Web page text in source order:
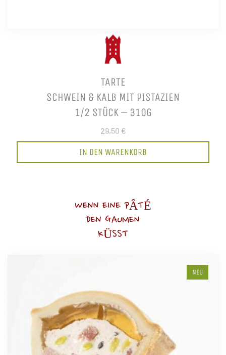
TARTE
SCHWEIN & KALB MIT PISTAZIEN
1/2 STÜCK – 310G
29,50 €
IN DEN WARENKORB
WENN EINE PÂTÉ
DEN GAUMEN
KÜSST
NEU